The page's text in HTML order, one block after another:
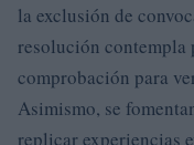
la exclusión de
resolución contempla
comprobación para
Asimismo, se
replicar experiencias